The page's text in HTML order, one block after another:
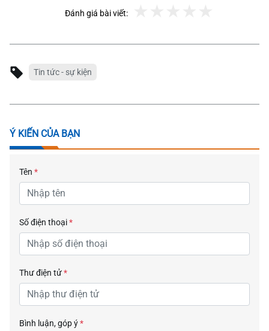
Đánh giá bài viết:
Tin tức - sự kiện
Ý KIẾN CỦA BẠN
Tên *
Số điện thoại*
Thư điện tử*
Bình luận, góp ý*